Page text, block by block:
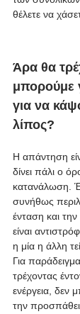
θέλετε να
Άρα θα
μπορούμε
για να
λίπος?
Η απάντηση
δίνει πάλι ο
κατανάλωση.
συνήθως
ένταση και την
είναι
η μία η άλλη
Για
τρέχοντας
ενέργεια, δεν
την